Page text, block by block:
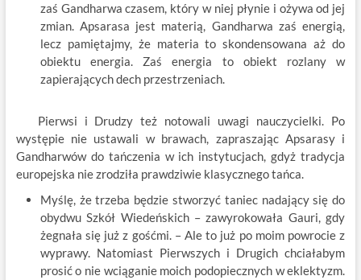
zaś Gandharwa czasem, który w niej płynie i ożywa od jej
zmian. Apsarasa jest materią, Gandharwa zaś energią,
lecz pamiętajmy, że materia to skondensowana aż do
obiektu energia. Zaś energia to obiekt rozlany w
zapierających dech przestrzeniach.
Pierwsi i Drudzy też notowali uwagi nauczycielki. Po
występie nie ustawali w brawach, zapraszając Apsarasy i
Gandharwów do tańczenia w ich instytucjach, gdyż tradycja
europejska nie zrodziła prawdziwie klasycznego tańca.
Myślę, że trzeba będzie stworzyć taniec nadający się do
obydwu Szkół Wiedeńskich – zawyrokowała Gauri, gdy
żegnała się już z gośćmi. – Ale to już po moim powrocie z
wyprawy. Natomiast Pierwszych i Drugich chciałabym
prosić o nie wciąganie moich podopiecznych w eklektyzm.